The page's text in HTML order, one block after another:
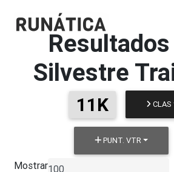
Resultados
Silvestre
11K CLAS
PUNT. VTR
Mostrar